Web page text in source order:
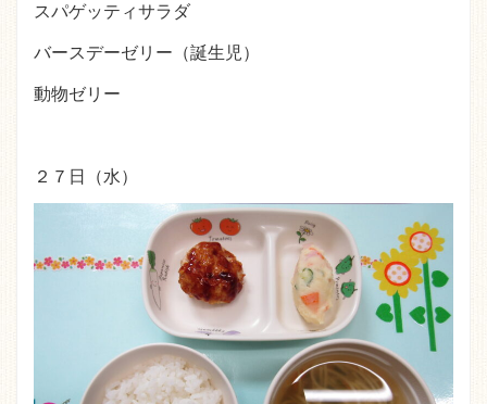
スパゲッティサラダ
バースデーゼリー（誕生児）
動物ゼリー
２７日（水）